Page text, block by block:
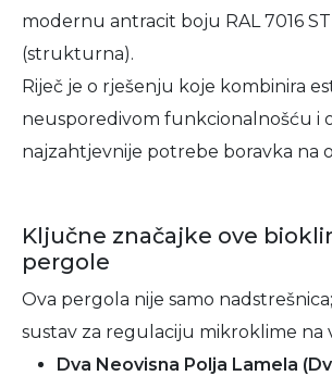
modernu antracit boju RAL 7016 ST
(strukturna).
Riječ je o rješenju koje kombinira
neusporedivom funkcionalnošću i
najzahtjevnije potrebe boravka na
Ključne značajke ove
pergole
Ova pergola nije samo
sustav za regulaciju mikroklime na
Dva Neovisna Polja Lamela